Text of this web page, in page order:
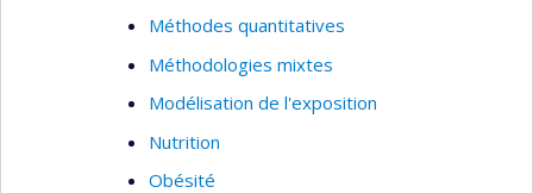
Méthodes quantitatives
Méthodologies mixtes
Modélisation de l'exposition
Nutrition
Obésité